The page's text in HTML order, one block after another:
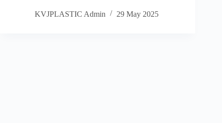
KVJPLASTIC Admin 29 May 2025